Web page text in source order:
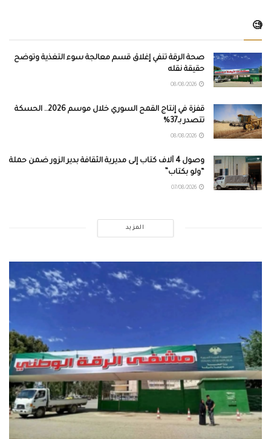
🧐
صحة الرقة تنفي إغلاق قسم معالجة سوء التغذية وتوضح
حقيقة نقله
قفزة في إنتاج القمح السوري خلال موسم 2026.. الحسكة
تتصدر بـ37%
وصول 4 آلاف كتاب إلى مديرية الثقافة بدير الزور ضمن حملة
“ولو بكتاب”
المزيد